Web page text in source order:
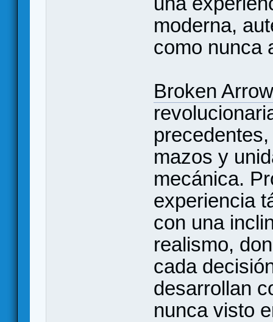
moderna,
como nunca
Broken Arrow
mazos y
mecánica.
experiencia
con una
realismo,
cada
desarrollan
nunca visto